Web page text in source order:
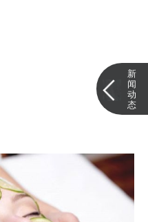
新
闻
动
态